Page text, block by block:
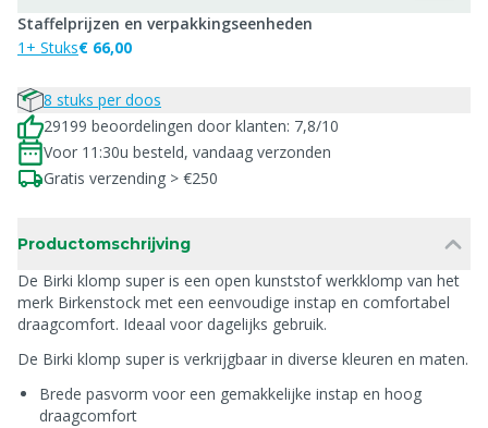
Staffelprijzen en verpakkingseenheden
1+ Stuks€ 66,00
8 stuks per doos
29199 beoordelingen door klanten: 7,8/10
Voor 11:30u besteld, vandaag verzonden
Gratis verzending > €250
Productomschrijving
De Birki klomp super is een open kunststof werkklomp van het
merk Birkenstock met een eenvoudige instap en comfortabel
draagcomfort. Ideaal voor dagelijks gebruik.
De Birki klomp super is verkrijgbaar in diverse kleuren en maten.
Brede pasvorm voor een gemakkelijke instap en hoog
draagcomfort